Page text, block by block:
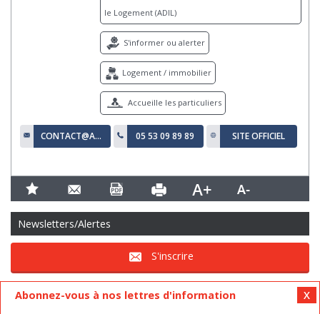
le Logement (ADIL)
S'informer ou alerter
Logement / immobilier
Accueille les particuliers
CONTACT@ADIL24.ORG 05 53 09 89 89 SITE OFFICIEL
Newsletters/Alertes
S'inscrire
Abonnez-vous à nos lettres d'information